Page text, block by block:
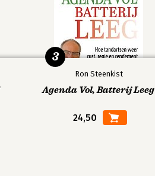
Ron Steenkist
Agenda Vol, Batterij Leeg
24,50
3